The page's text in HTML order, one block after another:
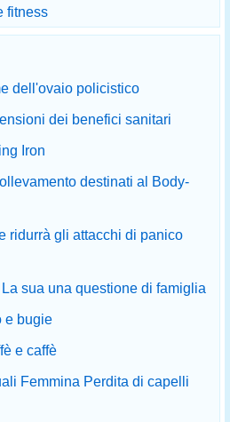
fitness
dell'ovaio policistico
dei benefici sanitari
Iron
destinati al Body-
ridurrà gli attacchi di panico
sua una questione di famiglia
e bugie
e caffè
Femmina Perdita di capelli